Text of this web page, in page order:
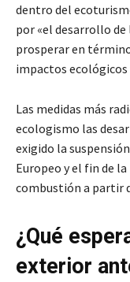
dentro del
por «el desarrollo
prosperar en
impactos ecológicos
Las medidas más
ecologismo las
exigido la
Europeo y el fin de
combustión a partir
¿Qué
exterior